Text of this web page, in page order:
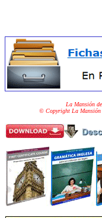
La Mansión
© Copyright La Mansión